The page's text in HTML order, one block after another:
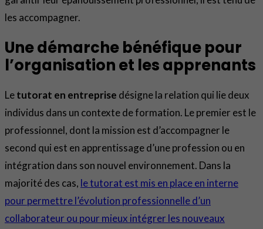
les accompagner.
Une démarche bénéfique pour
l’organisation et les apprenants
Letutorat en entreprise désigne la relation qui lie deux
individus dans un contexte de formation. Le premier est le
professionnel, dont la mission est d’accompagner le
second qui est en apprentissage d’une profession ou en
intégration dans son nouvel environnement. Dans la
majorité des cas, le tutorat est mis en place en interne
pour permettre l’évolution professionnelle d’un
collaborateur ou pour mieux intégrer les nouveaux